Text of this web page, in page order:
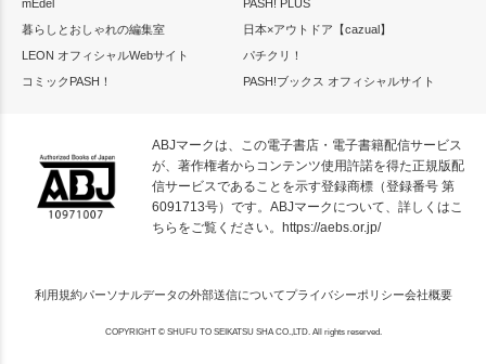
mEdel
PASH! PLUS
暮らしとおしゃれの編集室
日本×アウトドア【cazual】
LEON オフィシャルWebサイト
パチクリ！
コミックPASH！
PASH!ブックス オフィシャルサイト
ABJマークは、この電子書店・電子書籍配信サービス
が、著作権者からコンテンツ使用許諾を得た正規版配
信サービスであることを示す登録商標（登録番号 第
6091713号）です。ABJマークについて、詳しくはこ
ちらをご覧ください。
https://aebs.or.jp/
利用規約パーソナルデータの外部送信についてプライバシーポリシー会社概要
COPYRIGHT © SHUFU TO SEIKATSU SHA CO.,LTD. All rights reserved.